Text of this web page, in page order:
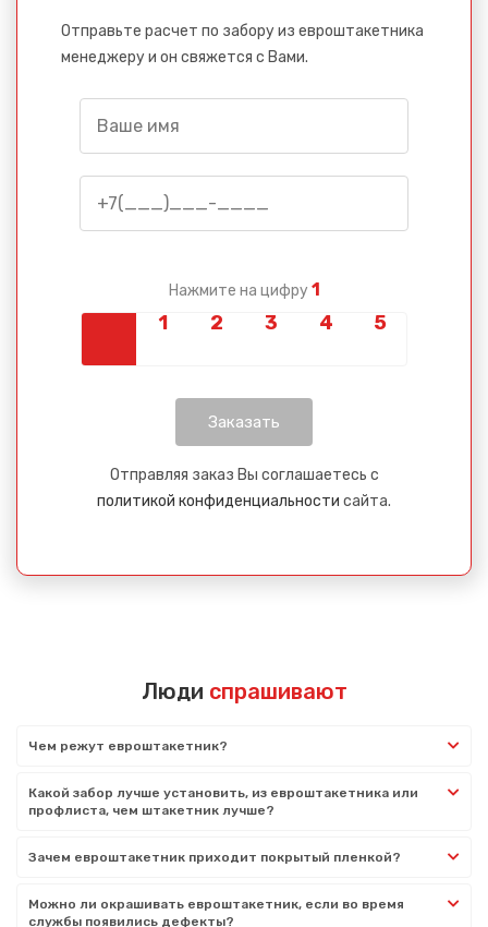
Отправьте расчет по забору из евроштакетника
менеджеру и он свяжется с Вами.
Нажмите на цифру 1
Отправляя заказ Вы соглашаетесь с
политикой конфиденциальности сайта.
Люди спрашивают
Чем режут евроштакетник?
Какой забор лучше установить, из евроштакетника или
профлиста, чем штакетник лучше?
Зачем евроштакетник приходит покрытый пленкой?
Можно ли окрашивать евроштакетник, если во время
службы появились дефекты?